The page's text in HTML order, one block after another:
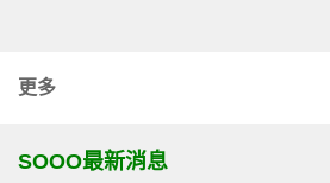
更多
SOOO最新消息